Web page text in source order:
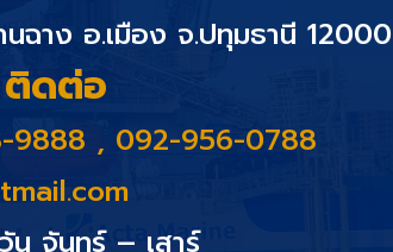
าง อ.เมือง จ.ปทุมธานี 12000
ดต่อ
9888 , 092-956-0788
น จันทร์ – เสาร์